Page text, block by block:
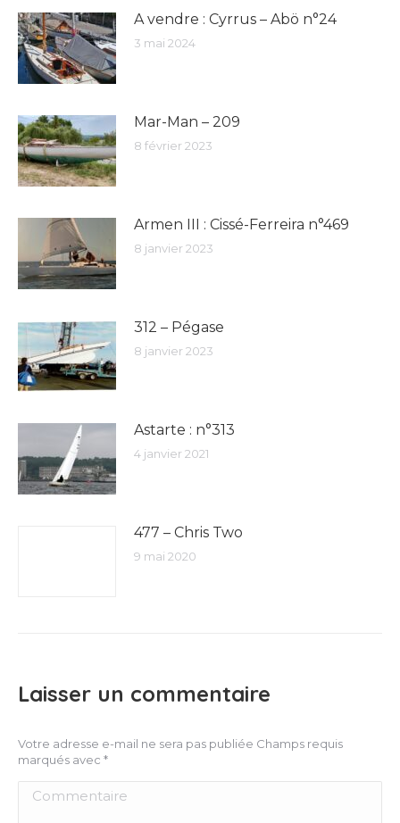
A vendre : Cyrrus – Abö n°24
3 mai 2024
Mar-Man – 209
8 février 2023
Armen III : Cissé-Ferreira n°469
8 janvier 2023
312 – Pégase
8 janvier 2023
Astarte : n°313
4 janvier 2021
477 – Chris Two
9 mai 2020
Laisser un commentaire
Votre adresse e-mail ne sera pas publiée Champs requis
marqués avec *
Commentaire